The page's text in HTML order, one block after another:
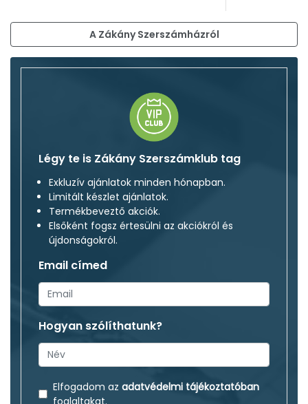
A Zákány Szerszámházról
Légy te is Zákány Szerszámklub tag
Exkluzív ajánlatok minden hónapban.
Limitált készlet ajánlatok.
Termékbeveztő akciók.
Elsőként fogsz értesülni az akciókról és
újdonságokról.
Email címed
Hogyan szólíthatunk?
Elfogadom az adatvédelmi tájékoztatóban
foglaltakat.